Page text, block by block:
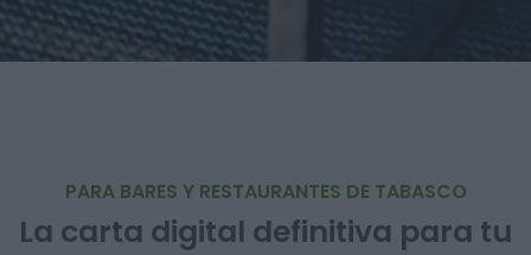
PARA BARES Y RESTAURANTES DE TABASCO
La carta digital definitiva para tu